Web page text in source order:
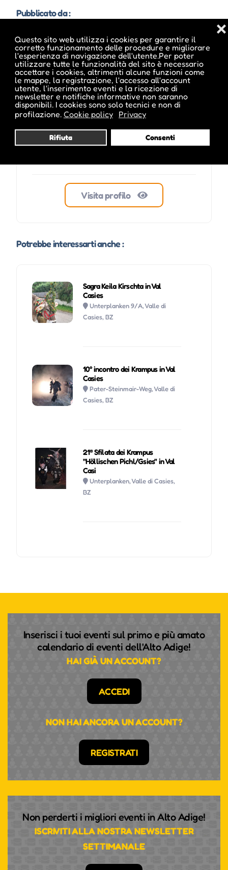
Questo sito web utilizza i cookies per garantire il
corretto funzionamento delle procedure e migliorare
l'esperienza di navigazione dell'utente.Per poter
utilizzare tutte le funzionalità del sito è necessario
accettare i cookies, altrimenti alcune funzioni come
le mappe, la registrazione, l'accesso all'account
utente, l'inserimento eventi e la ricezione di
newsletter e notifiche informative non saranno
disponibili. I cookies sono solo tecnici e non di
profilazione. Cookie policy Privacy
Rifiuta Consenti
❌
Pubblicato da :
ale inside
Visita profilo
Potrebbe interessarti anche :
Sagra Keila Kirschta in Val
Casies
Unterplanken 9/A, Valle di
Casies, BZ
10° incontro dei Krampus in Val
Casies
Pater-Steinmair-Weg, Valle di
Casies, BZ
21ª Sfilata dei Krampus
"Höllischen Pichl/Gsies" in Val
Casi
Unterplanken, Valle di Casies,
BZ
Inserisci i tuoi eventi sul primo e più amato
calendario di eventi dell'Alto Adige!
HAI GIÀ UN ACCOUNT?
ACCEDI
NON HAI ANCORA UN ACCOUNT?
REGISTRATI
Non perderti i migliori eventi in Alto Adige!
ISCRIVITI ALLA NOSTRA NEWSLETTER
SETTIMANALE